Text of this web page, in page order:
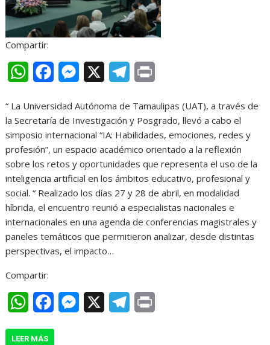
Compartir:
W
a
t
s
A
p
p
c
e
b
o
o
k
M
s
s
e
n
g
e
r
e
g
r
a
m
i
n
t
“ La Universidad Autónoma de Tamaulipas (UAT), a través de
la Secretaría de Investigación y Posgrado, llevó a cabo el
simposio internacional “IA: Habilidades, emociones, redes y
profesión”, un espacio académico orientado a la reflexión
sobre los retos y oportunidades que representa el uso de la
inteligencia artificial en los ámbitos educativo, profesional y
social. “ Realizado los días 27 y 28 de abril, en modalidad
híbrida, el encuentro reunió a especialistas nacionales e
internacionales en una agenda de conferencias magistrales y
paneles temáticos que permitieron analizar, desde distintas
perspectivas, el impacto…
Compartir:
W
M
LEER MÁS